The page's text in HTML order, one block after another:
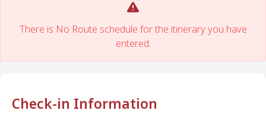
There is No Route schedule for the itinerary you have
entered.
Check-in Information